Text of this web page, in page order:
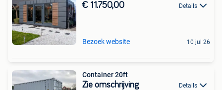
€ 11.750,00 Details
Bezoek website 10 jul 26
Container 20ft
Zie omschrijving Details